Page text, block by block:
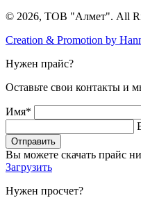
© 2026, ТОВ "Алмет". All
Creation & Promotion by
Нужен прайс?
Оставьте свои контакты и
Имя*
Отправить
Вы можете скачать прайс
Загрузить
Нужен просчет?